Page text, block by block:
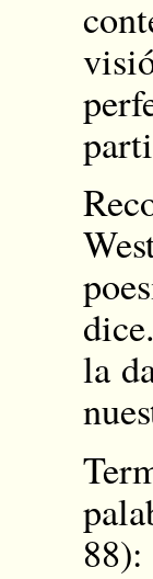
la
88):